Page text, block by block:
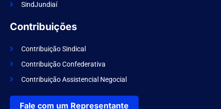
SindJundiaí
Contribuições
Contribuição Sindical
Contribuição Confederativa
Contribuição Assistencial Negocial
Fale com um Representante